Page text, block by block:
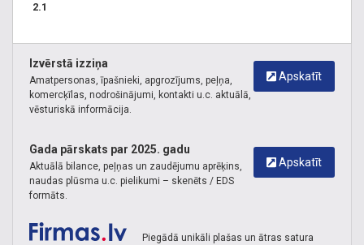
2.1
Apskatīt
Izvērstā izziņa
Amatpersonas, īpašnieki, apgrozījums, peļņa,
komercķīlas, nodrošinājumi, kontakti u.c. aktuālā,
vēsturiskā informācija.
Apskatīt
Gada pārskats par 2025. gadu
Aktuālā bilance, peļņas un zaudējumu aprēķins,
naudas plūsma u.c. pielikumi – skenēts / EDS
formāts.
Piegādā unikāli plašas un ātras satura